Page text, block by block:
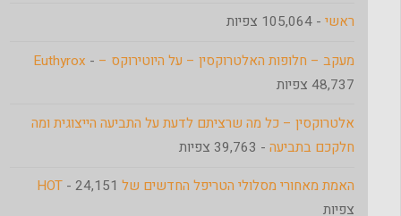
ראשי - 105,064 צפיות
מעקב – חלופות האלטרוקסין – על היוטירוקס – Euthyrox -
48,737 צפיות
אלטרוקסין – כל מה שרציתם לדעת על התביעה הייצוגית ומה
חלקכם בתביעה - 39,763 צפיות
האמת מאחורי מסלולי הטריפל החדשים של HOT - 24,151
צפיות